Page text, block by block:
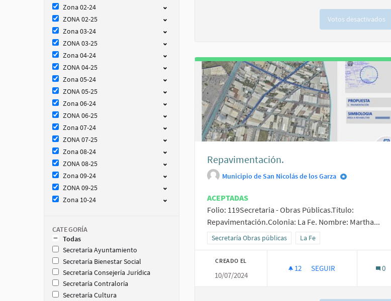
Zona 02-24
ZONA 02-25
Zona 03-24
ZONA 03-25
Zona 04-24
ZONA 04-25
Zona 05-24
ZONA 05-25
Zona 06-24
ZONA 06-25
Zona 07-24
ZONA 07-25
Zona 08-24
ZONA 08-25
Zona 09-24
ZONA 09-25
Zona 10-24
CATEGORÍA
Todas
Secretaría Ayuntamiento
Secretaría Bienestar Social
Secretaría Consejería Jurídica
Secretaría Contraloría
Secretaría Cultura
Votos desactivados
Repavimentación.
Municipio de San Nicolás de los Garza
ACEPTADAS
Folio: 119Secretaria - Obras Públicas.Título:
Repavimentación.Colonia: La Fe. Nombre: Martha...
Resultados al filtrar por la categoría: Secretaría Obras
Secretaría Obras públicas Resultados al filtrar por el
La Fe
CREADO EL
10/07/2024
12 12 SEGUIDORAS
SEGUIR 0